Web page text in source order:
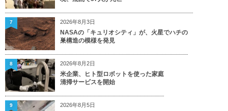
2026年8月3日
NASAの「キュリオシティ」が、火星でハチの
巣構造の模様を発見
7
2026年8月2日
米企業、ヒト型ロボットを使った家庭
清掃サービスを開始
8
2026年8月5日
9